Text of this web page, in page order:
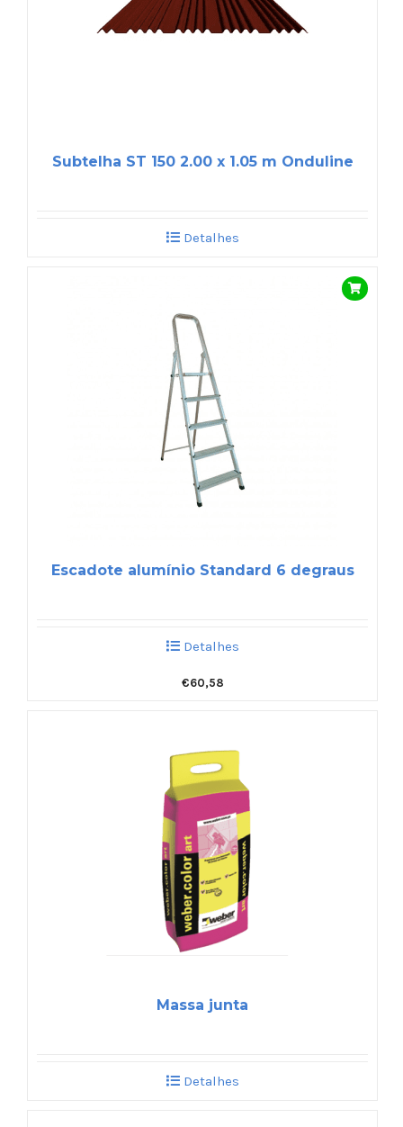
Subtelha ST 150 2.00 x 1.05 m Onduline
Detalhes
Escadote alumínio Standard 6 degraus
Detalhes
€60,58
Massa junta
Detalhes